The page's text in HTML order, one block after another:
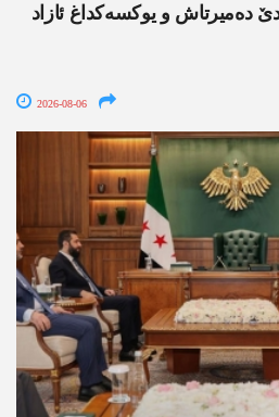
دەمیرتاش و یوکسەکداغ ئازاد
2026-08-06